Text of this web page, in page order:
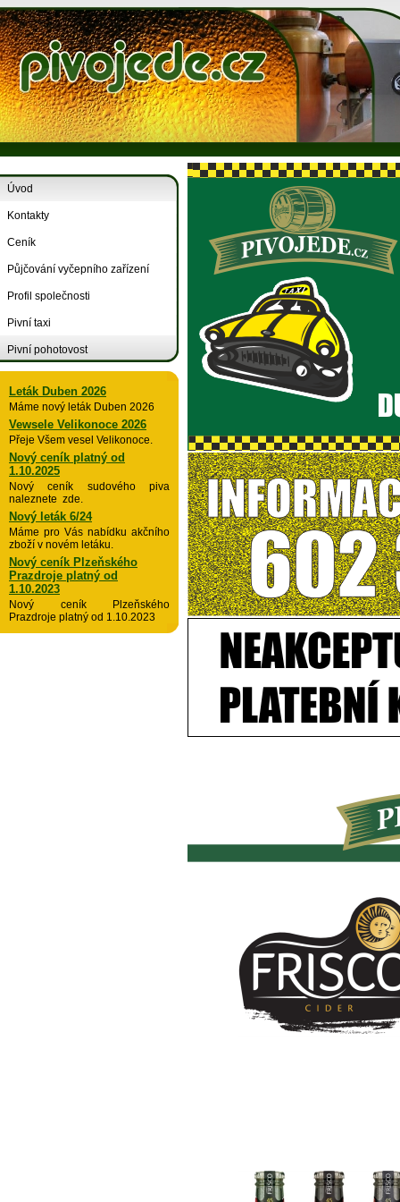
Úvod
Kontakty
Ceník
Půjčování vyčepního zařízení
Profil společnosti
Pivní taxi
Pivní pohotovost
Leták Duben 2026
Máme nový leták Duben 2026
Vewsele Velikonoce 2026
Přeje Všem vesel Velikonoce.
Nový ceník platný od
1.10.2025
Nový ceník sudového piva
naleznete zde.
Nový leták 6/24
Máme pro Vás nabídku akčního
zboží v novém letáku.
Nový ceník Plzeňského
Prazdroje platný od
1.10.2023
Nový ceník Plzeňského
Prazdroje platný od 1.10.2023